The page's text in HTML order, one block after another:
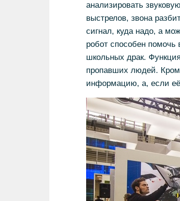
анализировать
выстрелов, звона
сигнал, куда надо, а
робот способен помочь
школьных драк.
пропавших людей.
информацию, а, если её